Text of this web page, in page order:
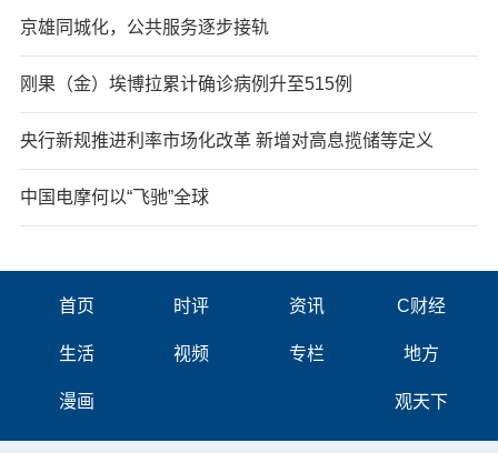
京雄同城化，公共服务逐步接轨
刚果（金）埃博拉累计确诊病例升至515例
央行新规推进利率市场化改革 新增对高息揽储等定义
中国电摩何以“飞驰”全球
首页 时评 资讯 C财经
生活 视频 专栏 地方
漫画 观天下